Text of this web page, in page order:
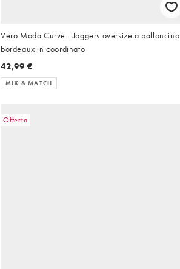
Vero Moda Curve - Joggers oversize a palloncino
bordeaux in coordinato
42,99 €
MIX & MATCH
Offerta